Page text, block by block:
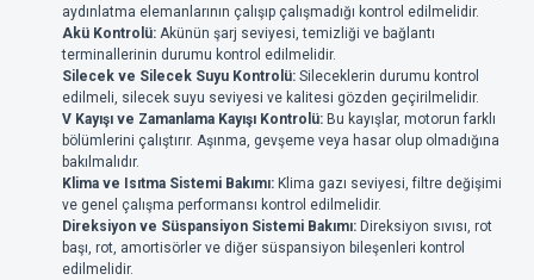
aydınlatma elemanlarının çalışıp çalışmadığı kontrol edilmelidir.
Akü Kontrolü: Akünün şarj seviyesi, temizliği ve bağlantı
terminallerinin durumu kontrol edilmelidir.
Silecek ve Silecek Suyu Kontrolü: Sileceklerin durumu kontrol
edilmeli, silecek suyu seviyesi ve kalitesi gözden geçirilmelidir.
V Kayışı ve Zamanlama Kayışı Kontrolü: Bu kayışlar, motorun farklı
bölümlerini çalıştırır. Aşınma, gevşeme veya hasar olup olmadığına
bakılmalıdır.
Klima ve Isıtma Sistemi Bakımı: Klima gazı seviyesi, filtre değişimi
ve genel çalışma performansı kontrol edilmelidir.
Direksiyon ve Süspansiyon Sistemi Bakımı: Direksiyon sıvısı, rot
başı, rot, amortisörler ve diğer süspansiyon bileşenleri kontrol
edilmelidir.